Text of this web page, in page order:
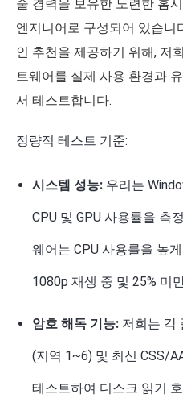
술 경력을 보유한 노련한 홈
엔지니어로 구성되어 있습니
인 추천을 제공하기 위해, 저
트웨어를 실제 사용 환경과
서 테스트합니다.
정량적 테스트 기준:
시스템 성능: 우리는
CPU 및 GPU 사용률을 측
웨어는 CPU 사용률을 높
1080p 재생 중 및 25% 미
암호 해독 기능: 저희는 각
(지역 1~6) 및 최신 CSS/
테스트하여 디스크 읽기